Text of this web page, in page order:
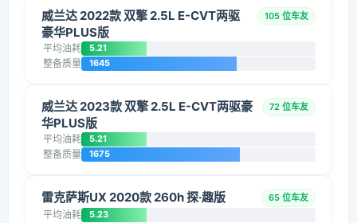
威兰达 2022款 双擎 2.5L E-CVT两驱
豪华PLUS版
105 位车友
平均油耗 5.21
整备质量 1645
威兰达 2023款 双擎 2.5L E-CVT两驱豪
华PLUS版
72 位车友
平均油耗 5.21
整备质量 1675
雷克萨斯UX 2020款 260h 探·趣版 65 位车友
平均油耗 5.23